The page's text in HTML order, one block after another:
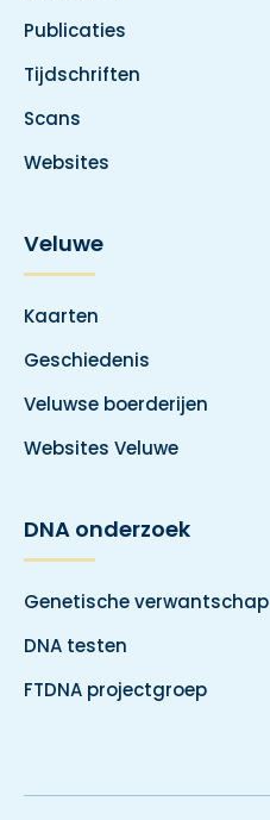
Publicaties
Tijdschriften
Scans
Websites
Veluwe
Kaarten
Geschiedenis
Veluwse boerderijen
Websites Veluwe
DNA onderzoek
Genetische verwantschap
DNA testen
FTDNA projectgroep